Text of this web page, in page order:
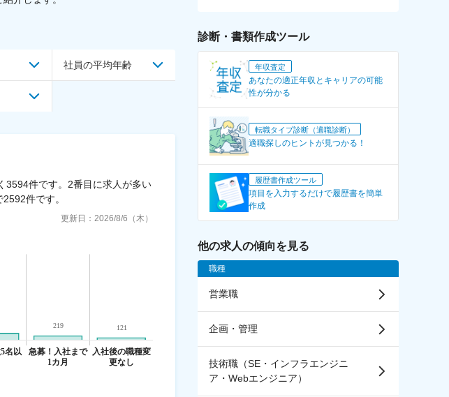
社員の平均年齢
3594件です。2番目に求人が多い
件です。
更新日： 2026/8/6（木）
診断・書類作成ツール
年収査定
あなたの適正年収とキャリアの可能
性が分かる
転職タイプ診断（適職診断）
適職探しのヒントが見つかる！
履歴書作成ツール
項目を入力するだけで履歴書を簡単
作成
他の求人の傾向を見る
職種
営業職
企画・管理
技術職（SE・インフラエンジニ
ア・Webエンジニア）